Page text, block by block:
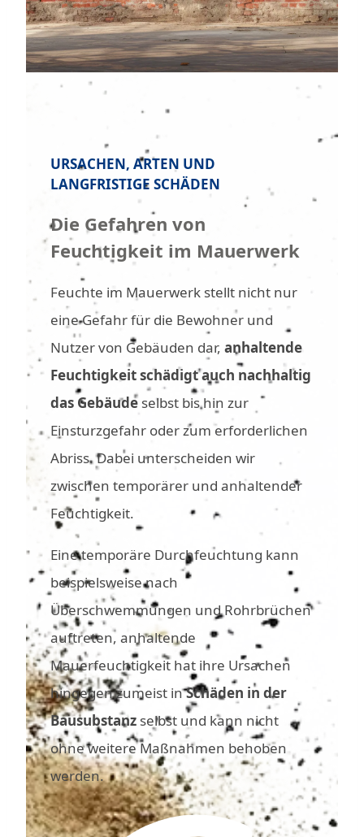
URSACHEN, ARTEN UND
LANGFRISTIGE SCHÄDEN
Die Gefahren von
Feuchtigkeit im Mauerwerk
Feuchte im Mauerwerk stellt nicht nur
eine Gefahr für die Bewohner und
Nutzer von Gebäuden dar, anhaltende
Feuchtigkeit schädigt auch nachhaltig
das Gebäude selbst bis hin zur
Einsturzgefahr oder zum erforderlichen
Abriss. Dabei unterscheiden wir
zwischen temporärer und anhaltender
Feuchtigkeit.
Eine temporäre Durchfeuchtung kann
beispielsweise nach
Überschwemmungen und Rohrbrüchen
auftreten, anhaltende
Mauerfeuchtigkeit hat ihre Ursachen
hingegen zumeist inSchäden in der
Bausubstanz selbst und kann nicht
ohne weitere Maßnahmen behoben
werden.